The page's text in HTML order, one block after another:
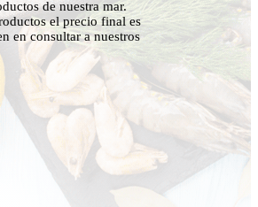
de nuestra mar.
el precio final es
en consultar a nuestros